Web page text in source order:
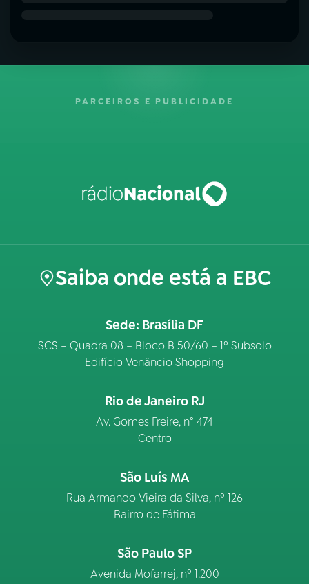
PARCEIROS E PUBLICIDADE
Saiba onde está a EBC
Sede: Brasília DF
SCS – Quadra 08 – Bloco B 50/60 – 1º Subsolo
Edifício Venâncio Shopping
Rio de Janeiro RJ
Av. Gomes Freire, n° 474
Centro
São Luís MA
Rua Armando Vieira da Silva, nº 126
Bairro de Fátima
São Paulo SP
Avenida Mofarrej, nº 1.200